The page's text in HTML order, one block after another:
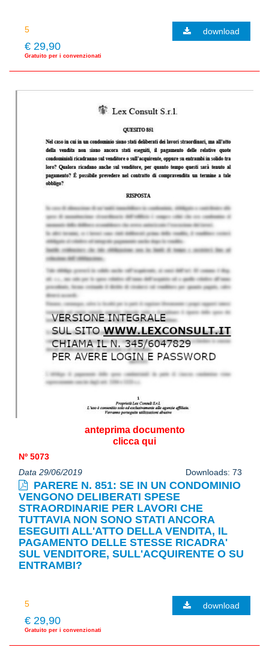
€ 29,90
Gratuito per i convenzionati
download
anteprima documento
clicca qui
Nº 5073
Data 29/06/2019
Downloads: 73
PARERE N. 851: SE IN UN CONDOMINIO
VENGONO DELIBERATI SPESE
STRAORDINARIE PER LAVORI CHE
TUTTAVIA NON SONO STATI ANCORA
ESEGUITI ALL'ATTO DELLA VENDITA, IL
PAGAMENTO DELLE STESSE RICADRA'
SUL VENDITORE, SULL'ACQUIRENTE O SU
ENTRAMBI?
€ 29,90
Gratuito per i convenzionati
download